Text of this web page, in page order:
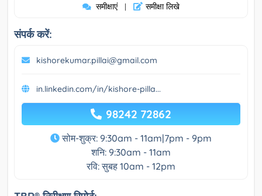
समीक्षाएं | समीक्षा लिखे
संपर्क करें:
kishorekumar.pillai@gmail.com
in.linkedin.com/in/kishore-pilla...
98242 72862
सोम-शुक्र: 9:30am - 11am|7pm - 9pm
शनि: 9:30am - 11am
रवि: सुबह 10am - 12pm